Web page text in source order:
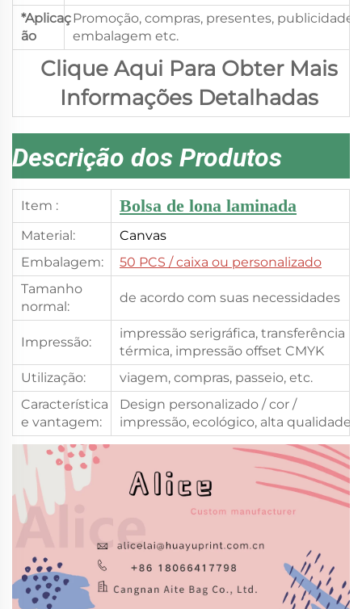
*Aplicaç
ão
Promoção, compras, presentes, publicidade,
embalagem etc.
Clique Aqui Para Obter Mais
Informações Detalhadas
Descrição dos Produtos
Item : Bolsa de lona laminada
Material:
Canvas
Embalagem:
50 PCS / caixa ou personalizado
Tamanho
normal:
de acordo com suas necessidades
Impressão:
impressão serigráfica, transferência
térmica, impressão offset CMYK
Utilização:
viagem, compras, passeio, etc.
Característica
e vantagem:
Design personalizado / cor /
impressão, ecológico, alta qualidade